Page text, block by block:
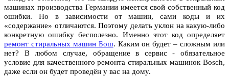
машинах производства Германии имеется свой собственный код
ошибки. Но в зависимости от машин, сами коды и их
«содержание» отличаются. Поэтому делать уклон на какую-либо
конкретную ошибку бесполезно. Именно этот код определяет
ремонт стиральных машин Бош. Каким он будет – сложным или
нет? В любом случае, обращение в сервис - обязательное
условие для качественного ремонта стиральных машинок Bosch,
даже если он будет проведён у вас на дому.